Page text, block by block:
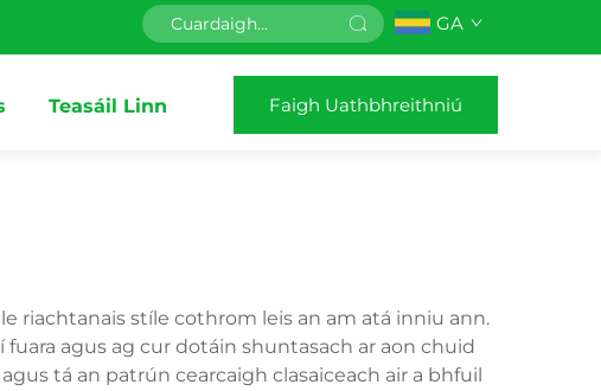
GA
Teasáil Linn Faigh Uathbhreithniú
riachtanais stíle cothrom leis an am atá inniu ann.
agus ag cur dotáin shuntasach ar aon chuid
tá an patrún cearcaigh clasaiceach air a bhfuil